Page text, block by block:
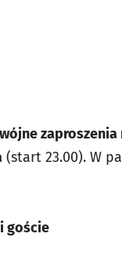
(start 23.00). W
goście